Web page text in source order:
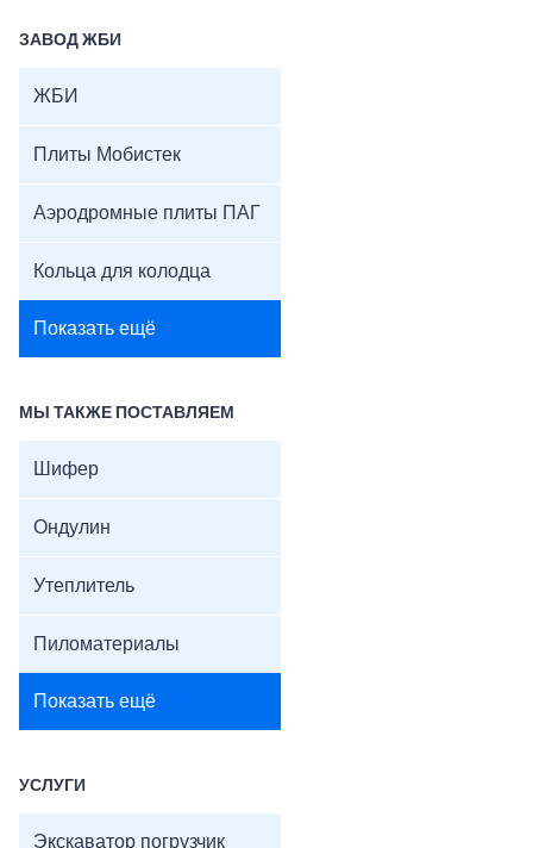
ЗАВОД ЖБИ
ЖБИ
Плиты Мобистек
Аэродромные плиты ПАГ
Кольца для колодца
Показать ещё
МЫ ТАКЖЕ ПОСТАВЛЯЕМ
Шифер
Ондулин
Утеплитель
Пиломатериалы
Показать ещё
УСЛУГИ
Экскаватор погрузчик